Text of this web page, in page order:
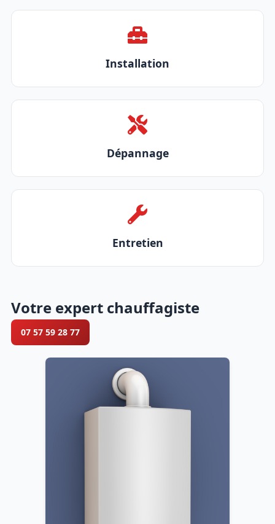
Installation
Dépannage
Entretien
Votre expert chauffagiste
07 57 59 28 77